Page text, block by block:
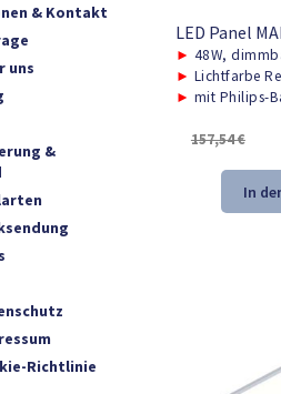
LED Panel
► 48W,
► Lichtfarbe
► mit Philips-
157,54€
In
& Kontakt
uns
&
Richtlinie